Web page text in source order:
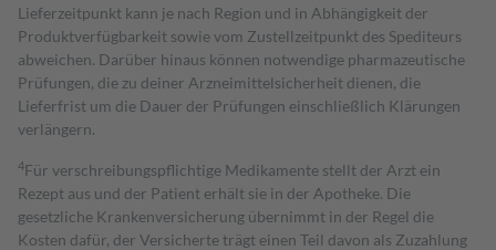
Lieferzeitpunkt kann je nach Region und in Abhängigkeit der
Produktverfügbarkeit sowie vom Zustellzeitpunkt des Spediteurs
abweichen. Darüber hinaus können notwendige pharmazeutische
Prüfungen, die zu deiner Arzneimittelsicherheit dienen, die
Lieferfrist um die Dauer der Prüfungen einschließlich Klärungen
verlängern.
4Für verschreibungspflichtige Medikamente stellt der Arzt ein
Rezept aus und der Patient erhält sie in der Apotheke. Die
gesetzliche Krankenversicherung übernimmt in der Regel die
Kosten dafür, der Versicherte trägt einen Teil davon als Zuzahlung